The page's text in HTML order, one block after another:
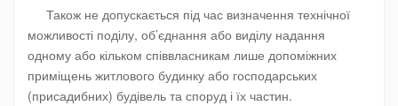
Також не допускається під час визначення технічної
можливості поділу, об’єднання або виділу надання
одному або кільком співвласникам лише допоміжних
приміщень житлового будинку або господарських
(присадибних) будівель та споруд і їх частин.